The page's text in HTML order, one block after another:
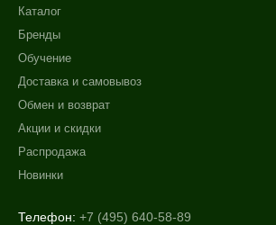
Каталог
Бренды
Обучение
Доставка и самовывоз
Обмен и возврат
Акции и скидки
Распродажа
Новинки
Телефон: +7 (495) 640-58-89